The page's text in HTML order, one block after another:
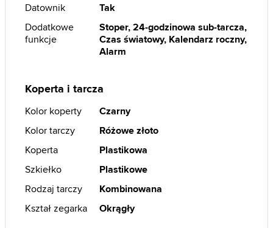
Datownik
Tak
Dodatkowe
funkcje
Stoper, 24-godzinowa sub-tarcza,
Czas światowy, Kalendarz roczny,
Alarm
Koperta i tarcza
Kolor koperty
Czarny
Kolor tarczy
Różowe złoto
Koperta
Plastikowa
Szkiełko
Plastikowe
Rodzaj tarczy
Kombinowana
Kształ zegarka
Okrągły